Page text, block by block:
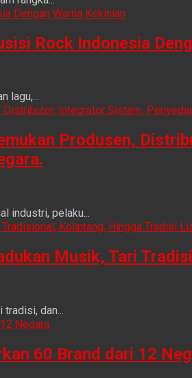
Rock Indonesia
lagu,...
Produsen,
industri, pelaku...
Musik, Tari
dan...
60 Brand dari 12